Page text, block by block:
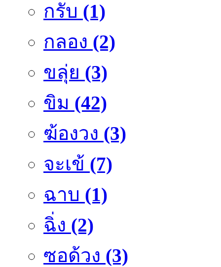
กรับ (1)
กลอง (2)
ขลุ่ย (3)
ขิม (42)
ฆ้องวง (3)
จะเข้ (7)
ฉาบ (1)
ฉิ่ง (2)
ซอด้วง (3)